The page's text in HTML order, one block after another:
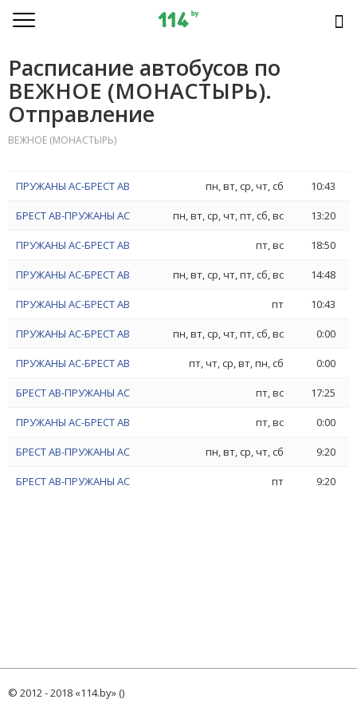
Расписание автобусов по
ВЕЖНОЕ (МОНАСТЫРЬ).
Отправление
ВЕЖНОЕ (МОНАСТЫРЬ)
ПРУЖАНЫ АС-БРЕСТ АВ пн, вт, ср, чт, сб 10:43
БРЕСТ АВ-ПРУЖАНЫ АС пн, вт, ср, чт, пт, сб, вс 13:20
ПРУЖАНЫ АС-БРЕСТ АВ пт, вс 18:50
ПРУЖАНЫ АС-БРЕСТ АВ пн, вт, ср, чт, пт, сб, вс 14:48
ПРУЖАНЫ АС-БРЕСТ АВ пт 10:43
ПРУЖАНЫ АС-БРЕСТ АВ пн, вт, ср, чт, пт, сб, вс 0:00
ПРУЖАНЫ АС-БРЕСТ АВ пт, чт, ср, вт, пн, сб 0:00
БРЕСТ АВ-ПРУЖАНЫ АС пт, вс 17:25
ПРУЖАНЫ АС-БРЕСТ АВ пт, вс 0:00
БРЕСТ АВ-ПРУЖАНЫ АС пн, вт, ср, чт, сб 9:20
БРЕСТ АВ-ПРУЖАНЫ АС пт 9:20
© 2012 - 2018 «114.by» ()